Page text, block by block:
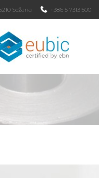
Sežana +386 5 7313 500